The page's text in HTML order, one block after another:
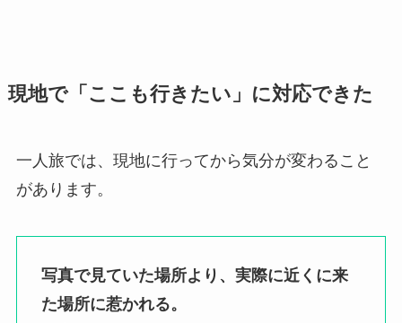
現地で「ここも行きたい」に対応できた
一人旅では、現地に行ってから気分が変わること
があります。
写真で見ていた場所より、実際に近くに来
た場所に惹かれる。